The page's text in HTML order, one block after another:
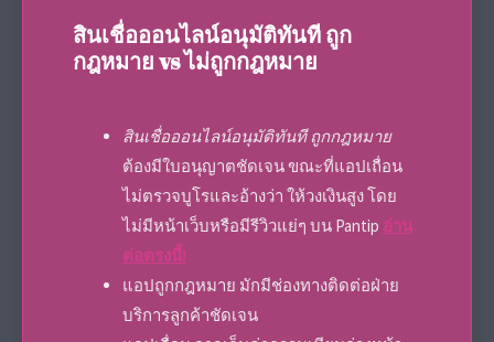
สินเชื่อออนไลน์อนุมัติทันที ถูก
กฎหมาย vs ไม่ถูกกฎหมาย
สินเชื่อออนไลน์อนุมัติทันที ถูกกฎหมาย
ต้องมีใบอนุญาตชัดเจน ขณะที่แอปเถื่อน
ไม่ตรวจบูโรและอ้างว่า ให้วงเงินสูง โดย
ไม่มีหน้าเว็บหรือมีรีวิวแย่ๆ บน Pantip อ่าน
ต่อตรงนี้!
แอปถูกกฎหมาย มักมีช่องทางติดต่อฝ่าย
บริการลูกค้าชัดเจน